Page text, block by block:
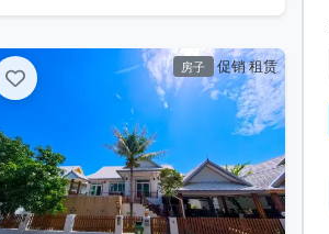
房子 促销租赁